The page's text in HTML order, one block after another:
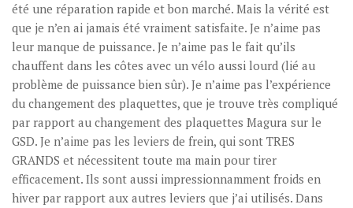
été une réparation rapide et bon marché. Mais la vérité est
que je n’en ai jamais été vraiment satisfaite. Je n’aime pas
leur manque de puissance. Je n’aime pas le fait qu’ils
chauffent dans les côtes avec un vélo aussi lourd (lié au
problème de puissance bien sûr). Je n’aime pas l’expérience
du changement des plaquettes, que je trouve très compliqué
par rapport au changement des plaquettes Magura sur le
GSD. Je n’aime pas les leviers de frein, qui sont TRES
GRANDS et nécessitent toute ma main pour tirer
efficacement. Ils sont aussi impressionnamment froids en
hiver par rapport aux autres leviers que j’ai utilisés. Dans